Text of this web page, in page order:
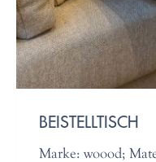
BEISTELLTISCH
Marke: woood;